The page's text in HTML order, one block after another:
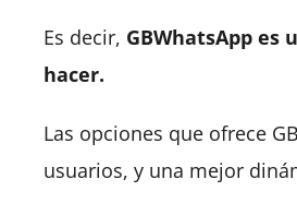
Es decir, GBWhatsApp es
hacer.
Las opciones que ofrece
usuarios, y una mejor